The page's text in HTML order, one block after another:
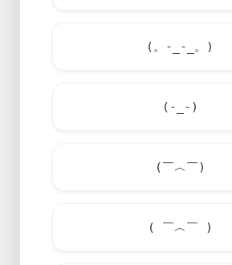
(。-_-_。)
(-_-)
(￣︿￣)
( ￣︿￣ )